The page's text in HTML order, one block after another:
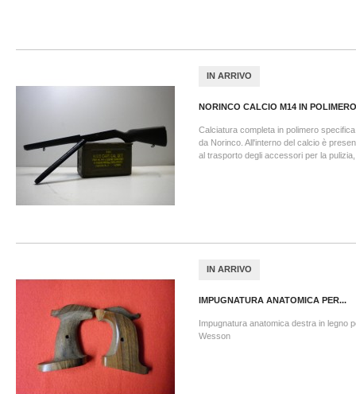
IN ARRIVO
NORINCO CALCIO M14 IN POLIMERO
Calciatura completa in polimero
da Norinco. All'interno del calcio è
al trasporto degli accessori per la
IN ARRIVO
IMPUGNATURA ANATOMICA PER...
Impugnatura anatomica destra in legno
Wesson